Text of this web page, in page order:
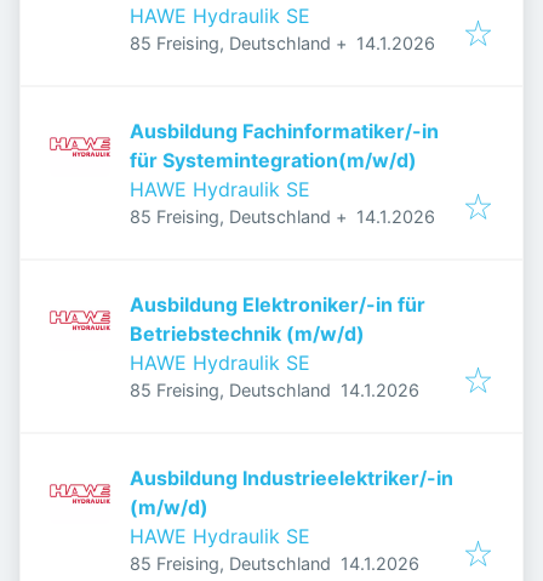
HAWE Hydraulik SE
85 Freising, Deutschland + Veröffentlicht
14.1.2026
Ausbildung Fachinformatiker/-in
für Systemintegration(m/w/d)
HAWE Hydraulik SE
85 Freising, Deutschland + Veröffentlicht
14.1.2026
Ausbildung Elektroniker/-in für
Betriebstechnik (m/w/d)
HAWE Hydraulik SE
85 Freising, Deutschland Veröffentlicht
14.1.2026
Ausbildung Industrieelektriker/-in
(m/w/d)
HAWE Hydraulik SE
85 Freising, Deutschland Veröffentlicht
14.1.2026